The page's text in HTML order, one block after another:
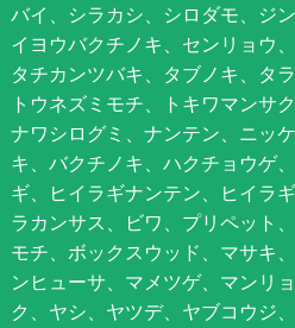
バイ、シラカシ、シロダモ、ジ
イヨウバクチノキ、センリョウ
タチカンツバキ、タブノキ、タ
トウネズミモチ、トキワマンサ
ナワシログミ、ナンテン、ニッ
キ、バクチノキ、ハクチョウゲ
ギ、ヒイラギナンテン、ヒイラ
ラカンサス、ビワ、プリペット
モチ、ボックスウッド、マサキ
ンヒューサ、マメツゲ、マンリ
ク、ヤシ、ヤツデ、ヤブコウジ